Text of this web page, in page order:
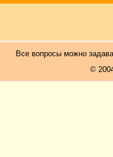
Все вопросы можно
©